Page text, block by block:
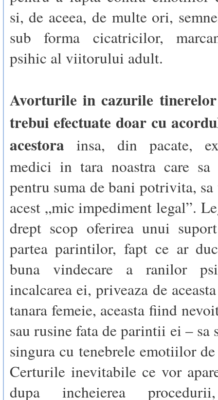
si, de aceea, de multe ori,
sub forma cicatricilor,
psihic al viitorului adult.
Avorturile in cazurile
trebui efectuate doar cu
acestora insa, din pacate,
medici in tara noastra care sa
pentru suma de bani potrivita, sa
acest „mic impediment legal”.
drept scop oferirea unui
partea parintilor, fapt ce ar
buna vindecare a ranilor
incalcarea ei, priveaza de
tanara femeie, aceasta fiind
sau rusine fata de parintii ei – sa
singura cu tenebrele emotiilor
Certurile inevitabile ce vor
dupa incheierea